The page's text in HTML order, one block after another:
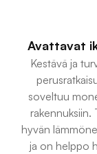
Avattavat
Kestävä ja
soveltuu
rakennuksiin.
hyvän
ja on helppo